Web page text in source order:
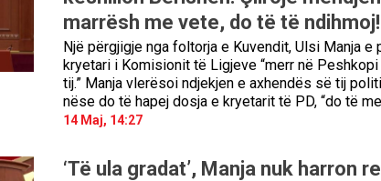
marrësh me vete, do të të ndihmoj!
Një përgjigje nga foltorja e Kuvendit, Ulsi Manja
kryetari i Komisionit të Ligjeve “merr në
tij.” Manja vlerësoi ndjekjen e axhendës së tij
nëse do të hapej dosja e kryetarit të PD, “do të
14 Maj, 14:27
‘Të ula gradat’, Manja nuk harron